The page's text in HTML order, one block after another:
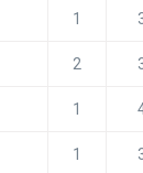
1
2
1
1